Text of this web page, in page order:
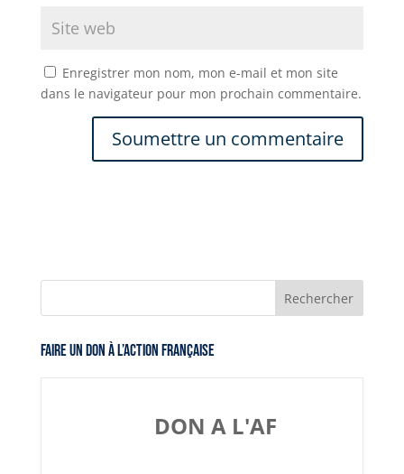
Enregistrer mon nom, mon e-mail et mon site
dans le navigateur pour mon prochain commentaire.
Faire un don à l’Action Française
DON A L'AF